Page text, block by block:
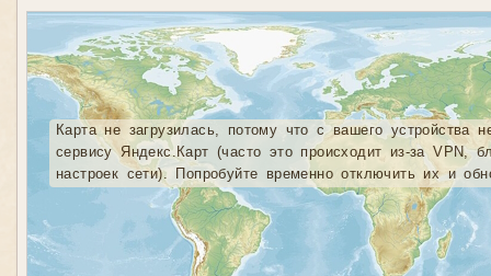
Карта не загрузилась, потому что с вашего устройства
сервису Яндекс.Карт (часто это происходит из-за VPN,
настроек сети). Попробуйте временно отключить их и